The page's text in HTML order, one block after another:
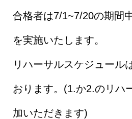
合格者は7/1~7/20の期間
を実施いたします。
リハーサルスケジュール
おります。(1.か2.のリハ
加いただきます)